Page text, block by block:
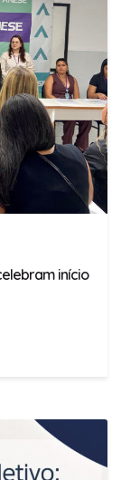
início